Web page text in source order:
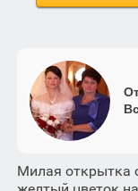
Милая открытка